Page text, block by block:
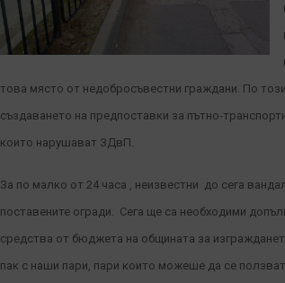
това място от недобросъвестни граждани. По
създаването на предпоставки за пътно-
които нарушават ЗДвП.
За по малко от 24 часа , неизвестни до сега
поставените огради. Сега ще са необходими
средства от бюджета на общината за
пак с наши пари, пари които можеше да се